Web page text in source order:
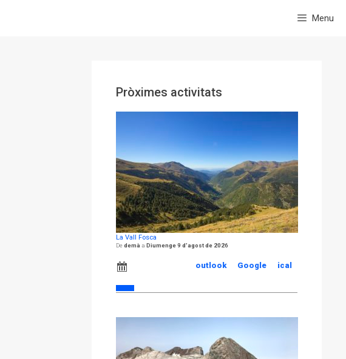
Menu
Pròximes activitats
La Vall Fosca
demà Diumenge 9 d'agost de 2026
ical
Google
outlook